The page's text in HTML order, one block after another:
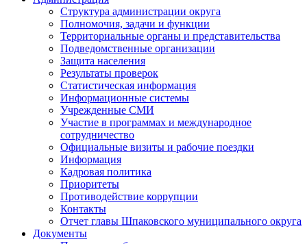
Структура администрации округа
Полномочия, задачи и функции
Территориальные органы и представительства
Подведомственные организации
Защита населения
Результаты проверок
Статистическая информация
Информационные системы
Учрежденные СМИ
Участие в программах и международное
сотрудничество
Официальные визиты и рабочие поездки
Информация
Кадровая политика
Приоритеты
Противодействие коррупции
Контакты
Отчет главы Шпаковского муниципального округа
Документы